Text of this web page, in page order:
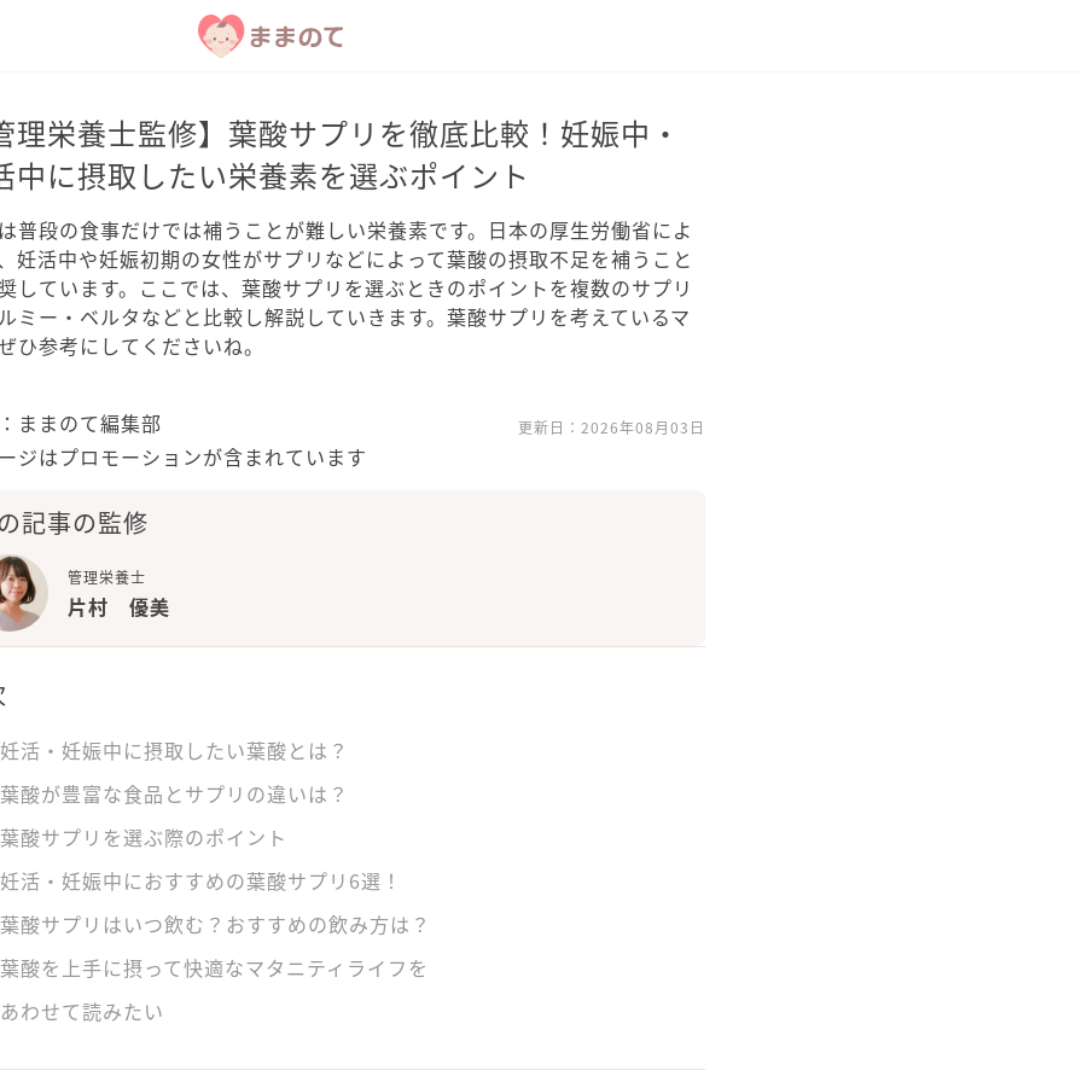
理栄養士監修】葉酸サプリを徹底比較！妊娠中・
中に摂取したい栄養素を選ぶポイント
普段の食事だけでは補うことが難しい栄養素です。日本の厚生労働省によ
妊活中や妊娠初期の女性がサプリなどによって葉酸の摂取不足を補うこと
しています。ここでは、葉酸サプリを選ぶときのポイントを複数のサプリ
ミー・ベルタなどと比較し解説していきます。葉酸サプリを考えているマ
ひ参考にしてくださいね。
ままのて編集部 更新日： 2026年08月03日
ジはプロモーションが含まれています
記事の監修
管理栄養士
片村 優美
妊活・妊娠中に摂取したい葉酸とは？
葉酸が豊富な食品とサプリの違いは？
葉酸サプリを選ぶ際のポイント
妊活・妊娠中におすすめの葉酸サプリ6選！
葉酸サプリはいつ飲む？おすすめの飲み方は？
葉酸を上手に摂って快適なマタニティライフを
あわせて読みたい